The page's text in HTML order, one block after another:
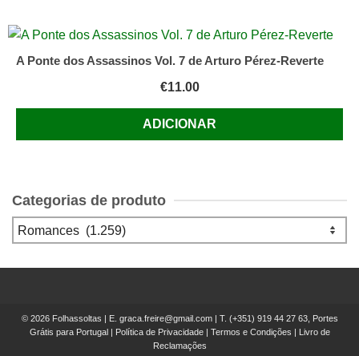
A Ponte dos Assassinos Vol. 7 de Arturo Pérez-Reverte
€11.00
ADICIONAR
Categorias de produto
© 2026 Folhassoltas | E. graca.freire@gmail.com| T. (+351) 919 44 27 63, Portes
Grátis para Portugal
Política de Privacidade| Termos e Condições
Livro de
Reclamações